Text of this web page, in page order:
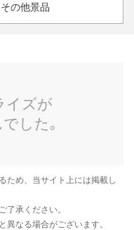
その他景品